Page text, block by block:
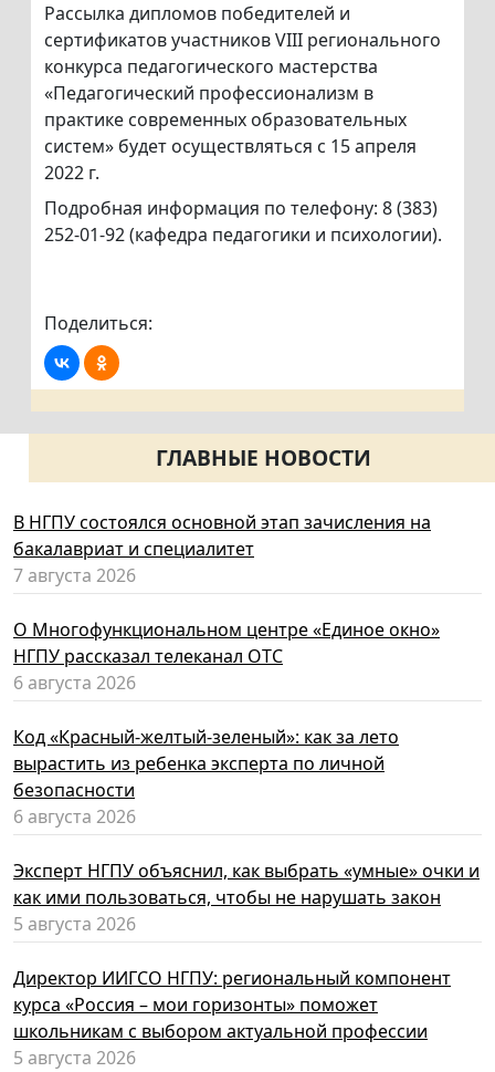
Рассылка дипломов победителей и
сертификатов участников VIII регионального
конкурса педагогического мастерства
«Педагогический профессионализм в
практике современных образовательных
систем» будет осуществляться с 15 апреля
2022 г.
Подробная информация по телефону: 8 (383)
252-01-92 (кафедра педагогики и психологии).
Поделиться:
ГЛАВНЫЕ НОВОСТИ
В НГПУ состоялся основной этап зачисления на
бакалавриат и специалитет
7 августа 2026
О Многофункциональном центре «Единое окно»
НГПУ рассказал телеканал ОТС
6 августа 2026
Код «Красный-желтый-зеленый»: как за лето
вырастить из ребенка эксперта по личной
безопасности
6 августа 2026
Эксперт НГПУ объяснил, как выбрать «умные» очки и
как ими пользоваться, чтобы не нарушать закон
5 августа 2026
Директор ИИГСО НГПУ: региональный компонент
курса «Россия – мои горизонты» поможет
школьникам с выбором актуальной профессии
5 августа 2026